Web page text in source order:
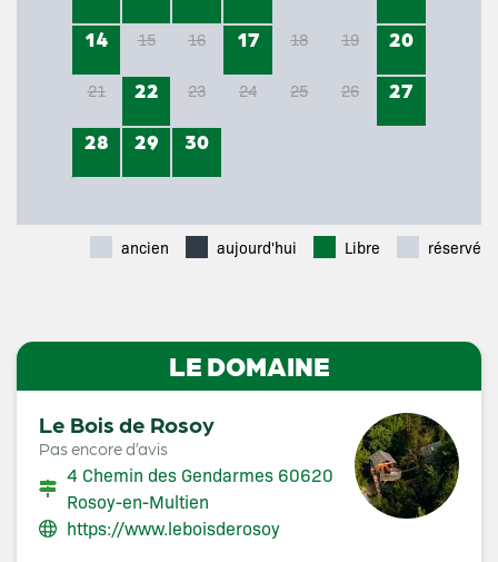
14 15 16 17 18 19 20
21 22 23 24 25 26
27
28
29 30
ancien aujourd'hui Libre réservé
LE DOMAINE
Le Bois de Rosoy
Pas encore d’avis
4 Chemin des Gendarmes 60620
Rosoy-en-Multien
https://www.leboisderosoy